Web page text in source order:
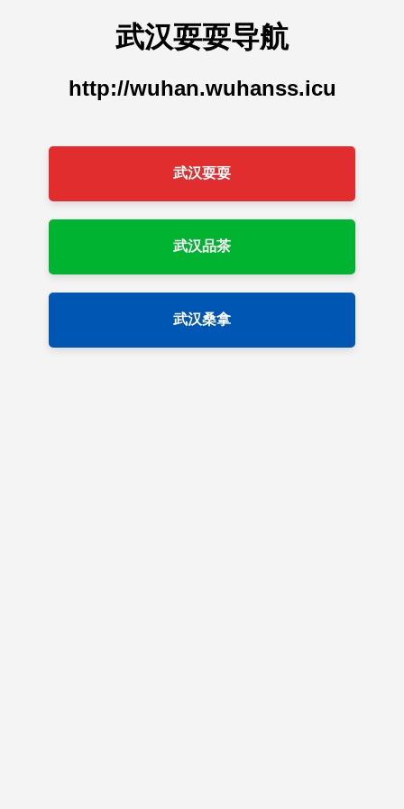
武汉耍耍导航
http://wuhan.wuhanss.icu
武汉耍耍
武汉品茶
武汉桑拿